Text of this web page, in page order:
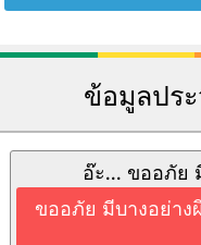
ข้อมูลปร
อ๊ะ... ขออภัย
ขออภัย มีบางอย่า